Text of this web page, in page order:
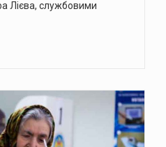
Лієва, службовими